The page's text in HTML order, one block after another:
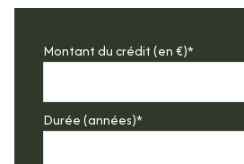
Montant du crédit (en €)*
Durée (années)*